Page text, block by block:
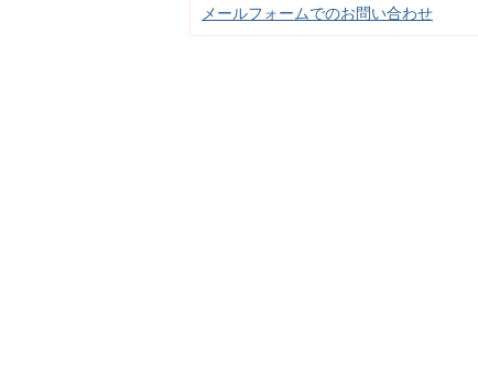
メールフォームでのお問い合わせ